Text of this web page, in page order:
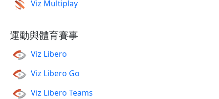
Viz Multiplay
運動與體育賽事
Viz Libero
Viz Libero Go
Viz Libero Teams